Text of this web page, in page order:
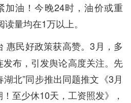
加油！今晚24时，油价或重
量均在1万以上。
惠民好政策获高赞。3月，多
布，引发舆论高度关注。先
湖北”同步推出同题推文《3月
至少休10天，工资照发》，